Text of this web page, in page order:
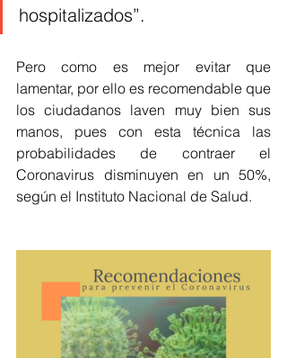
hospitalizados”.
Pero como es mejor evitar que
lamentar, por ello es recomendable que
los ciudadanos laven muy bien sus
manos, pues con esta técnica las
probabilidades de contraer el
Coronavirus disminuyen en un 50%,
según el Instituto Nacional de Salud.